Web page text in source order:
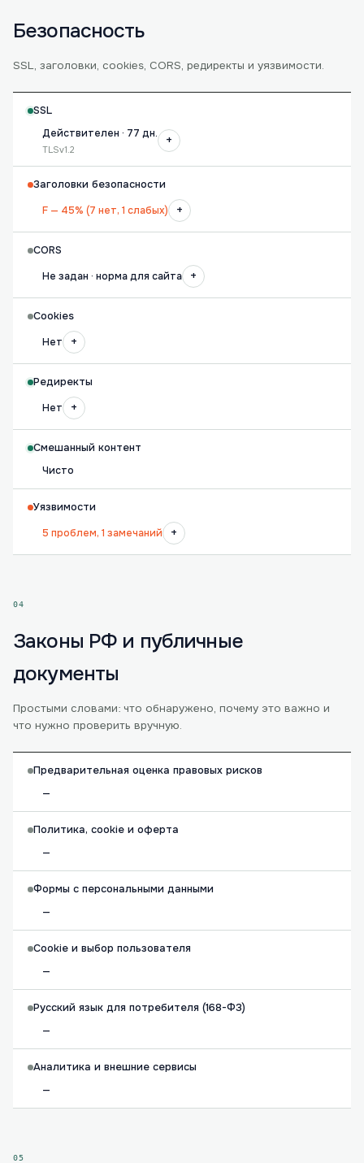
Безопасность
SSL, заголовки, cookies, CORS, редиректы и уязвимости.
SSL
Действителен · 77 дн.
TLSv1.2
+
Заголовки безопасности
F — 45% (7 нет, 1 слабых)
+
CORS
Не задан · норма для сайта
+
Cookies
Нет
+
Редиректы
Нет
+
Смешанный контент
Чисто
Уязвимости
5 проблем, 1 замечаний
+
04
Законы РФ и публичные
документы
Простыми словами: что обнаружено, почему это важно и
что нужно проверить вручную.
Предварительная оценка правовых рисков
—
Политика, cookie и оферта
—
Формы с персональными данными
—
Cookie и выбор пользователя
—
Русский язык для потребителя (168-ФЗ)
—
Аналитика и внешние сервисы
—
05